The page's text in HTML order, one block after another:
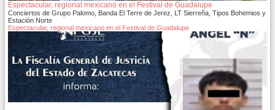
Espectacular, regional mexicano en el Festival de Guadalupe
Conciertos de Grupo Palomo, Banda El Terre de Jerez, LT Sierreña, Tipos Bohemios y
Estación Norte
Espectacular, regional mexicano en el Festival de Guadalupe